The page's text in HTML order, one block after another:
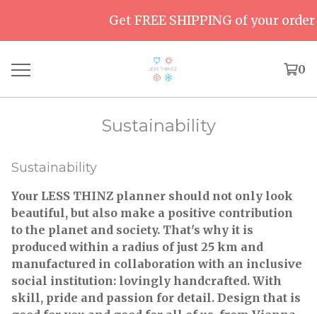
Get FREE SHIPPING of your order
0
Sustainability
Sustainability
Your LESS THINZ planner should not only look
beautiful, but also make a positive contribution
to the planet and society. That's why it is
produced within a radius of just 25 km and
manufactured in collaboration with an inclusive
social institution: lovingly handcrafted. With
skill, pride and passion for detail. Design that is